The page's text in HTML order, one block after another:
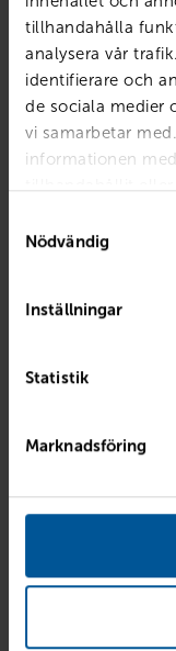
tillhandahålla
analysera vår
identifierare och
de sociala medier
vi samarbetar
informationen
tillhandahållit
Nödvändig
Inställningar
Statistik
Marknadsföring
139 800kr